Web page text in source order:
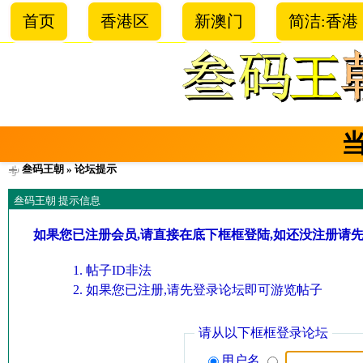
首页 香港区 新澳门 简洁:香港
叁码王朝 » 论坛提示
叁码王朝 提示信息
如果您已注册会员,请直接在底下框框登陆,如还没注册请
帖子ID非法
如果您已注册,请先登录论坛即可游览帖子
请从以下框框登录论坛
用户名